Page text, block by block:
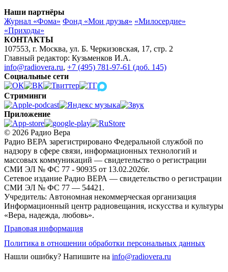
Наши партнёры
Журнал «Фома» Фонд «Мои друзья» «Милосердие»
«Приходы»
КОНТАКТЫ
107553, г. Москва, ул. Б. Черкизовская, 17, стр. 2
Главный редактор: Кузьменков И.А.
info@radiovera.ru, +7 (495) 781-97-61 (доб. 145)
Социальные сети
Стриминги
Приложение
© 2026 Радио Вера
Радио ВЕРА зарегистрировано Федеральной службой по
надзору в сфере связи, информационных технологий и
массовых коммуникаций — свидетельство о регистрации
СМИ ЭЛ № ФС 77 - 90935 от 13.02.2026г.
Сетевое издание Радио ВЕРА — свидетельство о регистрации
СМИ ЭЛ № ФС 77 — 54421.
Учредитель: Автономная некоммерческая организация
Информационный центр радиовещания, искусства и культуры
«Вера, надежда, любовь».
Правовая информация
Политика в отношении обработки персональных данных
Нашли ошибку? Напишите на info@radiovera.ru